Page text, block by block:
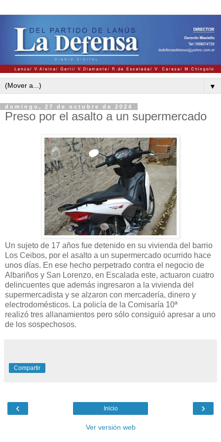
▼
domingo, 27 de octubre de 2024
Preso por el asalto a un supermercado
Un sujeto de 17 años fue detenido en su vivienda del barrio
Los Ceibos, por el asalto a un supermercado ocurrido hace
unos días. En ese hecho perpetrado contra el negocio de
Albariños y San Lorenzo, en Escalada este, actuaron cuatro
delincuentes que además ingresaron a la vivienda del
supermercadista y se alzaron con mercadería, dinero y
electrodomésticos. La policía de la Comisaría 10ª
realizó tres allanamientos pero sólo consiguió apresar a uno
de los sospechosos.
Compartir
‹ ›
Inicio
Ver versión web